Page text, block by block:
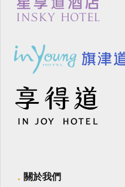
關於我們